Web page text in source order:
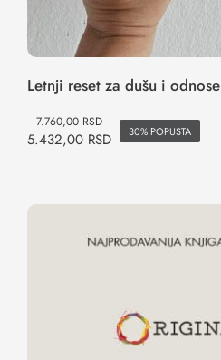
Letnji reset za dušu i odnose
7.760,00RSD
5.432,00 RSD 30% POPUSTA